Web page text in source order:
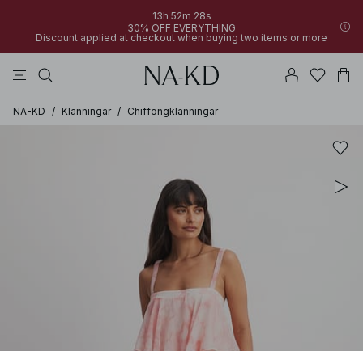
13h 52m 28s
30% OFF EVERYTHING
Discount applied at checkout when buying two items or more
NA-KD / Klänningar / Chiffongklänningar